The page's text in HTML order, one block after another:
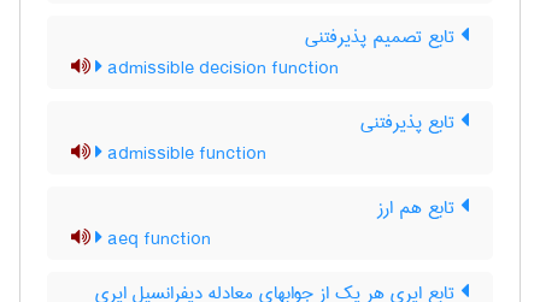
تابع تصمیم پذیرفتنی
admissible decision function
تابع پذیرفتنی
admissible function
تابع هم ارز
aeq function
تابع ایری هر یک از جوابهای معادله دیفرانسیل ایری